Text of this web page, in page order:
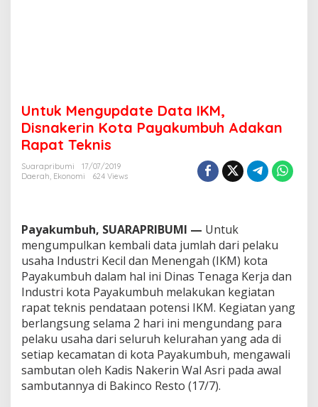
k
e
r
n
K
P
y
a
k
u
m
b
u
h
A
d
a
k
Untuk Mengupdate Data IKM,
Disnakerin Kota Payakumbuh Adakan
Rapat Teknis
Suarapribumi
17/07/2019
Daerah, Ekonomi 624 Views
Payakumbuh, SUARAPRIBUMI — Untuk
mengumpulkan kembali data jumlah dari pelaku
usaha Industri Kecil dan Menengah (IKM) kota
Payakumbuh dalam hal ini Dinas Tenaga Kerja dan
Industri kota Payakumbuh melakukan kegiatan
rapat teknis pendataan potensi IKM. Kegiatan yang
berlangsung selama 2 hari ini mengundang para
pelaku usaha dari seluruh kelurahan yang ada di
setiap kecamatan di kota Payakumbuh, mengawali
sambutan oleh Kadis Nakerin Wal Asri pada awal
sambutannya di Bakinco Resto (17/7).